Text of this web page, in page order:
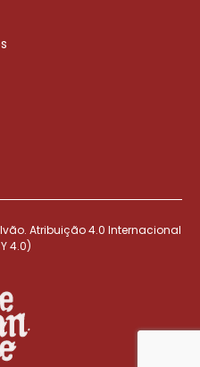
Atribuição 4.0 Internacional
4.0)